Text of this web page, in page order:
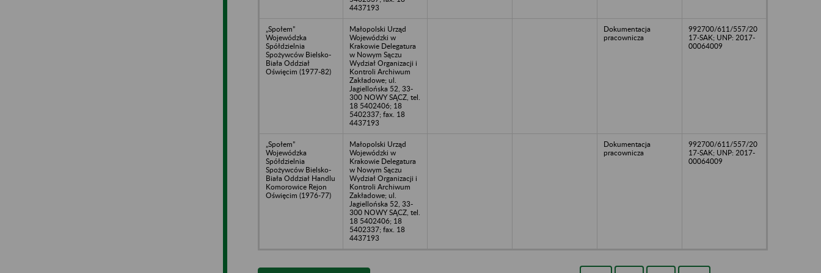
4437193
„Społem”
Wojewódzka
Spółdzielnia
Spożywców Bielsko-
Biała Oddział
Oświęcim (1977-82)
Małopolski Urząd
Wojewódzki w
Krakowie Delegatura
w Nowym Sączu
Wydział Organizacji i
Kontroli Archiwum
Zakładowe; ul.
Jagiellońska 52, 33-
300 NOWY SĄCZ, tel.
18 5402406; 18
5402337; fax. 18
4437193
Dokumentacja
pracownicza
992700/611/557/20
17-SAK; UNP: 2017-
00064009
„Społem”
Wojewódzka
Spółdzielnia
Spożywców Bielsko-
Biała Oddział Handlu
Komorowice Rejon
Oświęcim (1976-77)
Małopolski Urząd
Wojewódzki w
Krakowie Delegatura
w Nowym Sączu
Wydział Organizacji i
Kontroli Archiwum
Zakładowe; ul.
Jagiellońska 52, 33-
300 NOWY SĄCZ, tel.
18 5402406; 18
5402337; fax. 18
4437193
Dokumentacja
pracownicza
992700/611/557/20
17-SAK; UNP: 2017-
00064009